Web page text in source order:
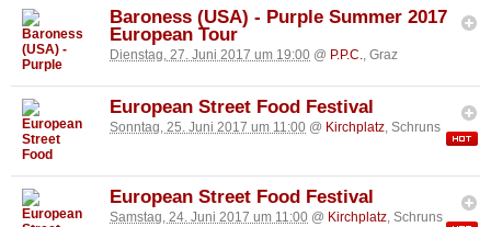
Baroness (USA) - Purple Summer 2017
European Tour
Dienstag, 27. Juni 2017 um 19:00 @ P.P.C., Graz
European Street Food Festival
Sonntag, 25. Juni 2017 um 11:00 @ Kirchplatz, Schruns
European Street Food Festival
Samstag, 24. Juni 2017 um 11:00 @ Kirchplatz, Schruns